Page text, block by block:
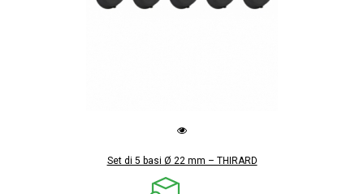
Set di 5 basi Ø 22 mm – THIRARD